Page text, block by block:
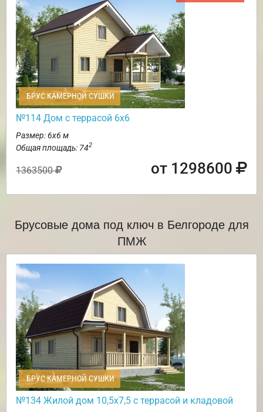
БРУС КАМЕРНОЙ СУШКИ
№114 Дом с террасой 6х6
Размер: 6х6 м
Общая площадь: 742
1363500 от 1298600
Брусовые дома под ключ в Белгороде для
ПМЖ
БРУС КАМЕРНОЙ СУШКИ
№134 Жилой дом 10,5х7,5 с террасой и кладовой